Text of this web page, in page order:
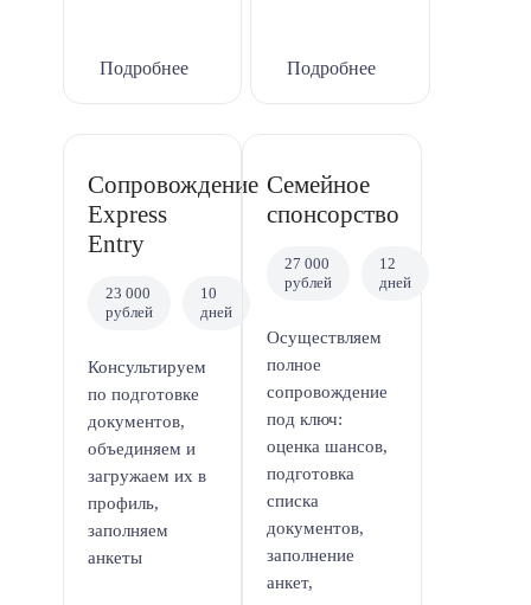
Подробнее Подробнее
Сопровождение
Express
Entry
23 000
рублей
10
дней
Консультируем
по подготовке
документов,
объединяем и
загружаем их в
профиль,
заполняем
анкеты
Семейное
спонсорство
27 000
рублей
12
дней
Осуществляем
полное
сопровождение
под ключ:
оценка шансов,
подготовка
списка
документов,
заполнение
анкет,